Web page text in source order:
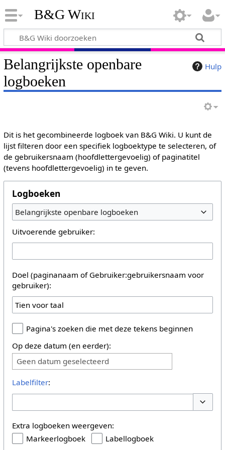
B&G Wiki
Hulp
Belangrijkste openbare
logboeken
Dit is het gecombineerde logboek van B&G Wiki. U kunt de
lijst filteren door een specifiek logboektype te selecteren, of
de gebruikersnaam (hoofdlettergevoelig) of paginatitel
(tevens hoofdlettergevoelig) in te geven.
Logboeken
Belangrijkste openbare logboeken
Uitvoerende gebruiker:
Doel (paginanaam of Gebruiker:gebruikersnaam voor
gebruiker):
Pagina's zoeken die met deze tekens beginnen
Op deze datum (en eerder):
Geen datum geselecteerd
Labelfilter:
Extra logboeken weergeven:
Markeerlogboek
Labellogboek